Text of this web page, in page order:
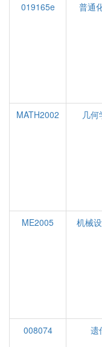
019165e
普通
MATH2002
几何
ME2005
机械
008074
遗